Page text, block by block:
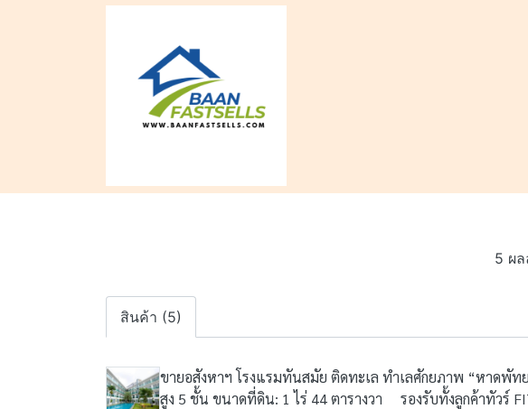
5 ผ
สินค้า (5)
ขายอสังหาฯ โรงแรมทันสมัย ติดทะเล ทำเลศักยภาพ “หาดพั
สูง 5 ชั้น ขนาดที่ดิน: 1 ไร่ 44 ตารางวา รองรับทั้งลูกค้าทัวร์